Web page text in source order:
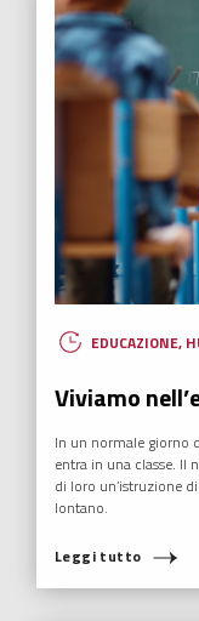
Leggi tutto
AMORE,
“Food4Life”:
Nairobi